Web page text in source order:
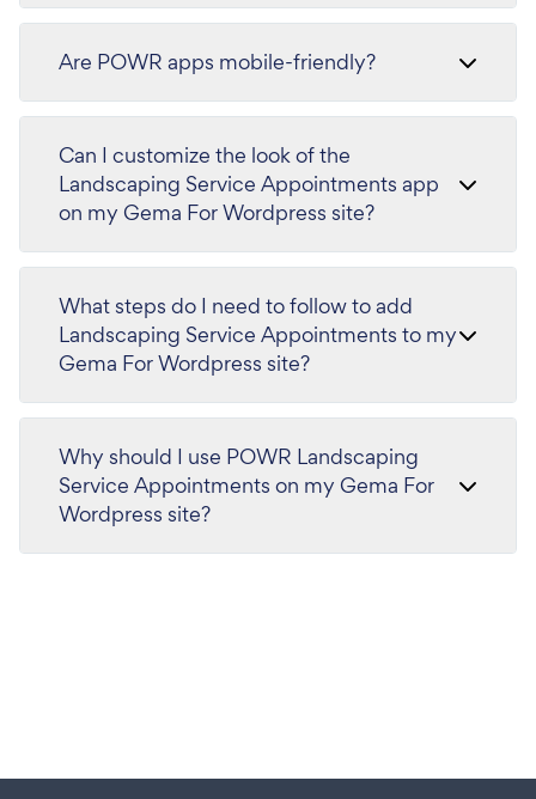
Are POWR apps mobile-friendly?
Can I customize the look of the
Landscaping Service Appointments app
on my Gema For Wordpress site?
What steps do I need to follow to add
Landscaping Service Appointments to my
Gema For Wordpress site?
Why should I use POWR Landscaping
Service Appointments on my Gema For
Wordpress site?